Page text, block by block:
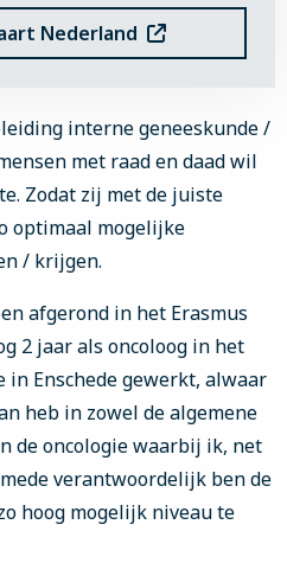
Nederland
interne geneeskunde /
met raad en daad wil
Zodat zij met de juiste
optimaal mogelijke
/ krijgen.
afgerond in het Erasmus
2 jaar als oncoloog in het
in Enschede gewerkt, alwaar
heb in zowel de algemene
de oncologie waarbij ik, net
verantwoordelijk ben de
hoog mogelijk niveau te